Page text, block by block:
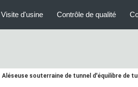
Visite d'usine Contrôle de qualité
Aléseuse souterraine de tunnel d'équilibre de